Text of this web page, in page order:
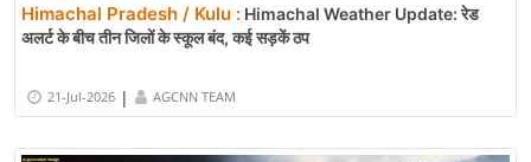
Himachal Pradesh / Kulu : Himachal Weather Update: रेड
अलर्ट के बीच तीन जिलों के स्कूल बंद, कई सड़कें ठप
21-Jul-2026 | AGCNN TEAM